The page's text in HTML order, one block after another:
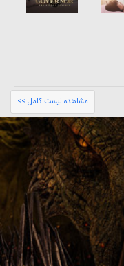
مشاهده لیست کامل >>